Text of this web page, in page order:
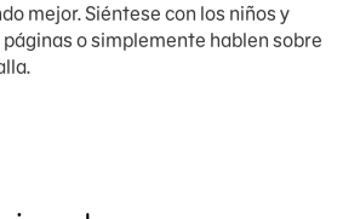
mejor. Siéntese con los niños y
o simplemente hablen sobre